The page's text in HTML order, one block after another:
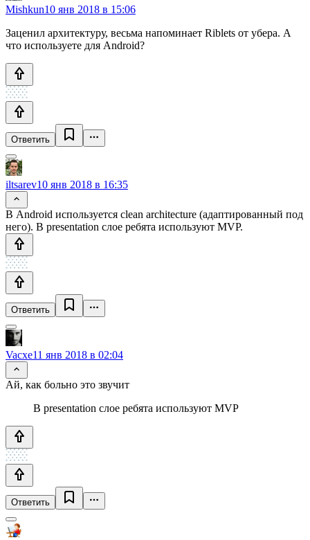
Mishkun10 янв 2018 в 15:06
Заценил архитектуру, весьма напоминает Riblets от убера. А
что используете для Android?
Ответить
iltsarev10 янв 2018 в 16:35
В Android используется clean architecture (адаптированный под
него). В presentation слое ребята используют MVP.
Ответить
Vacxe11 янв 2018 в 02:04
Ай, как больно это звучит
В presentation слое ребята используют MVP
Ответить